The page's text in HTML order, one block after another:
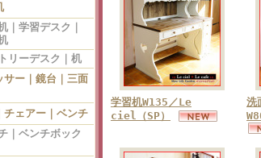
｜学習デスク｜
リーデスク｜机
サー｜鏡台｜三面
チェアー｜ベンチ
｜ベンチボック
学習机W135／Le
ciel（SP）
洗